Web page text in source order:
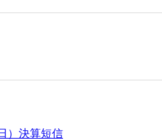
）決算短信